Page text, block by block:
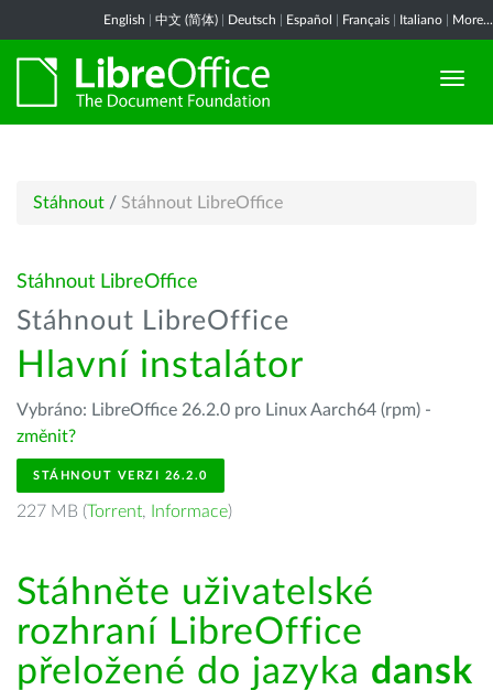
English 中文 (简体) Deutsch Español Français Italiano More...
Stáhnout / Stáhnout LibreOffice
Stáhnout LibreOffice
Stáhnout LibreOffice
Hlavní instalátor
Vybráno: LibreOffice 26.2.0 pro Linux Aarch64 (rpm) -
změnit?
STÁHNOUT VERZI 26.2.0
227 MB (Torrent, Informace)
Stáhněte uživatelské
rozhraní LibreOffice
přeložené do jazyka dansk